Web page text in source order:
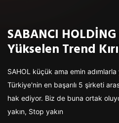
SABANCI
Yükselen Trend
SAHOL küçük ama emin
Türkiye'nin en başarılı 5 şirketi
hak ediyor. Biz de buna ortak
yakın, Stop yakın